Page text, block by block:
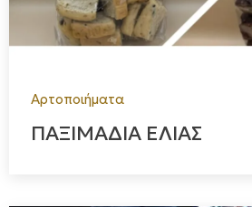
Αρτοποιήματα
ΠΑΞΙΜΑΔΙΑ ΕΛΙΑΣ